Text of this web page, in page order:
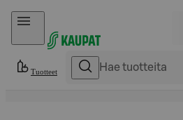
Hyppää sisältöön
Tuotteet